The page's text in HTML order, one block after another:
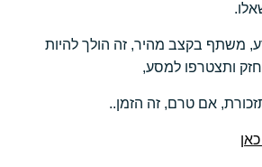
משתף בקצב מהיר, זה הולך להיות
ותצטרפו למסע,
אם טרם, זה הזמן..